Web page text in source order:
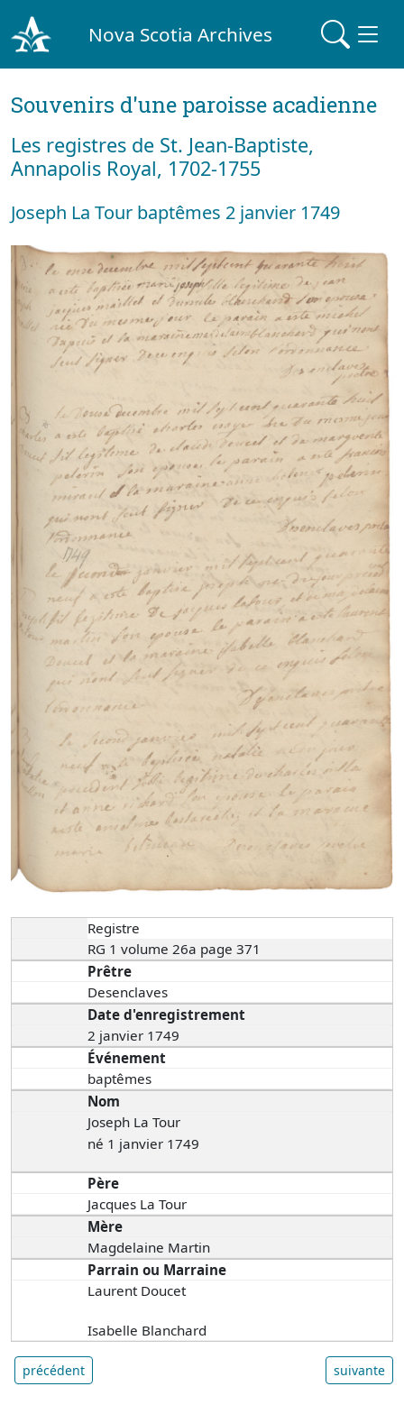
Nova Scotia Archives
Souvenirs d'une paroisse acadienne
Les registres de St. Jean-Baptiste,
Annapolis Royal, 1702-1755
Joseph La Tour baptêmes 2 janvier 1749
Registre
RG 1 volume 26a page 371
Prêtre
Desenclaves
Date d'enregistrement
2 janvier 1749
Événement
baptêmes
Nom
Joseph La Tour
né 1 janvier 1749
Père
Jacques La Tour
Mère
Magdelaine Martin
Parrain ou Marraine
Laurent Doucet
Isabelle Blanchard
précédent suivante